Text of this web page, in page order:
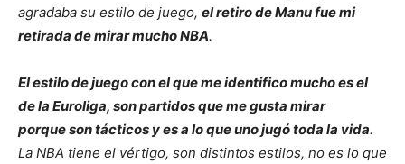
agradaba su estilo de juego, el retiro de Manu fue mi
retirada de mirar mucho NBA.
El estilo de juego con el que me identifico mucho es el
de la Euroliga, son partidos que me gusta mirar
porque son tácticos y es a lo que uno jugó toda la vida.
La NBA tiene el vértigo, son distintos estilos, no es lo que